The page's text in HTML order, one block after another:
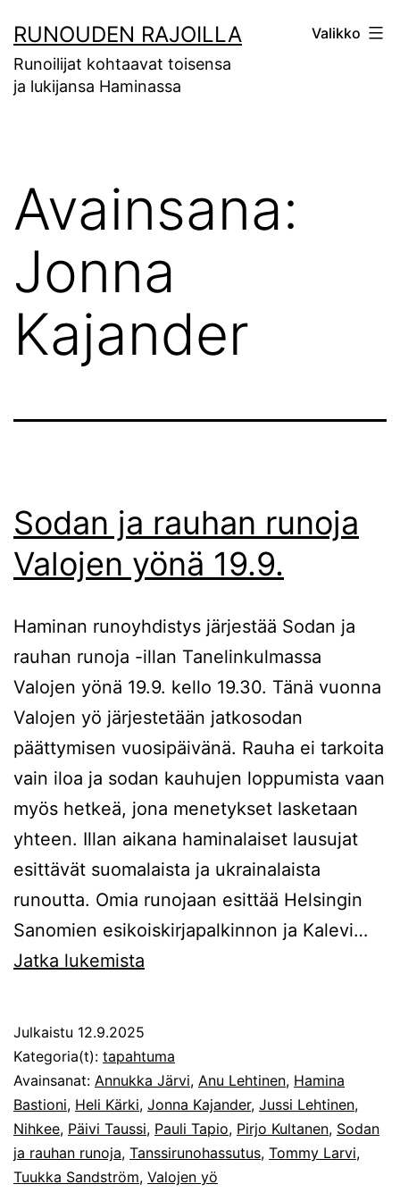
sisältöön
RUNOUDEN RAJOILLA
Runoilijat kohtaavat toisensa
ja lukijansa Haminassa
Valikko
Avainsana:
Jonna
Kajander
Sodan ja rauhan runoja
Valojen yönä 19.9.
Haminan runoyhdistys järjestää Sodan ja
rauhan runoja -illan Tanelinkulmassa
Valojen yönä 19.9. kello 19.30. Tänä vuonna
Valojen yö järjestetään jatkosodan
päättymisen vuosipäivänä. Rauha ei tarkoita
vain iloa ja sodan kauhujen loppumista vaan
myös hetkeä, jona menetykset lasketaan
yhteen. Illan aikana haminalaiset lausujat
esittävät suomalaista ja ukrainalaista
runoutta. Omia runojaan esittää Helsingin
Sanomien esikoiskirjapalkinnon ja Kalevi…
Jatka lukemista
runoja
Valojen
yönä
19.9.
Julkaistu 12.9.2025
Kategoria(t): tapahtuma
Avainsanat: Annukka Järvi, Anu Lehtinen, Hamina
Bastioni, Heli Kärki, Jonna Kajander, Jussi Lehtinen,
Nihkee, Päivi Taussi, Pauli Tapio, Pirjo Kultanen, Sodan
ja rauhan runoja, Tanssirunohassutus, Tommy Larvi,
Tuukka Sandström, Valojen yö